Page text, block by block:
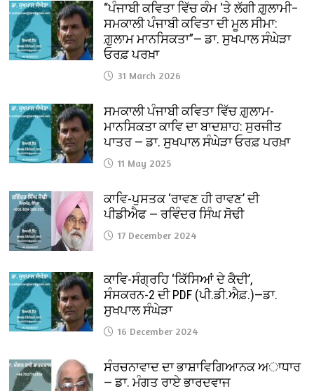
“ਪੰਜਾਬੀ ਕਵਿਤਾ ਵਿੱਚ ਕੰਮ ‘ਤੇ ਲੱਗੀ ਗ਼ੁਲਾਮੀ–
ਸਮਕਾਲੀ ਪੰਜਾਬੀ ਕਵਿਤਾ ਦੀ ਮੂਲ ਸੀਮਾ:
ਗ਼ੁਲਾਮ ਮਾਨਸਿਕਤਾ”— ਡਾ. ਸੁਖਪਾਲ ਸੰਘੇੜਾ
ਓਰਫ਼ ਪਰਖ਼ਾ
31 March 2026
ਸਮਕਾਲੀ ਪੰਜਾਬੀ ਕਵਿਤਾ ਵਿੱਚ ਗ਼ੁਲਾਮ-
ਮਾਨਸਿਕਤਾ ਕਾਵਿ ਦਾ ਬਾਦਸ਼ਾਹ: ਸੁਰਜੀਤ
ਪਾਤਰ — ਡਾ. ਸੁਖਪਾਲ ਸੰਘੇੜਾ ਓਰਫ਼ ਪਰਖ਼ਾ
11 May 2025
ਕਾਵਿ-ਪੁਸਤਕ ‘ਰਾਵਣ ਹੀ ਰਾਵਣ’ ਦੀ
ਪੀਡੀਐਫ — ਰਵਿੰਦਰ ਸਿੰਘ ਸੋਢੀ
17 December 2024
ਕਾਵਿ-ਸੰਗ੍ਰਹਿ ‘ਕਿੱਸਿਆਂ ਦੇ ਕੈਦੀ’,
ਸੰਸਕਰਨ-2 ਦੀ PDF (ਪੀ.ਡੀ.ਐਫ਼.)—ਡਾ.
ਸੁਖਪਾਲ ਸੰਘੇੜਾ
16 December 2024
ਸੰਰਚਨਾਵਾਦ ਦਾ ਭਾਸ਼ਾਵਿਗਿਆਨਕ ਅਾਧਾਰ
— ਡਾ. ਮੰਗਤ ਰਾਏ ਭਾਰਦਵਾਜ